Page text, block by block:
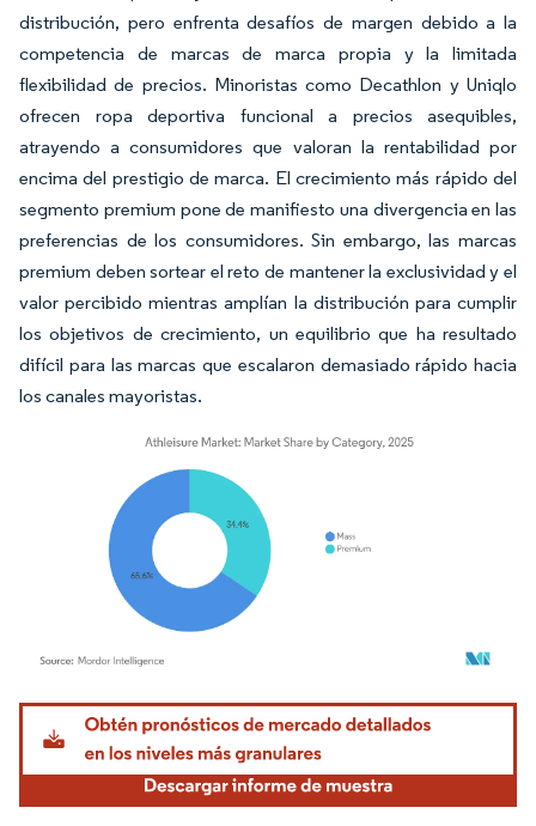
distribución, pero enfrenta desafíos de margen debido a la
competencia de marcas de marca propia y la limitada
flexibilidad de precios. Minoristas como Decathlon y Uniqlo
ofrecen ropa deportiva funcional a precios asequibles,
atrayendo a consumidores que valoran la rentabilidad por
encima del prestigio de marca. El crecimiento más rápido del
segmento premium pone de manifiesto una divergencia en las
preferencias de los consumidores. Sin embargo, las marcas
premium deben sortear el reto de mantener la exclusividad y el
valor percibido mientras amplían la distribución para cumplir
los objetivos de crecimiento, un equilibrio que ha resultado
difícil para las marcas que escalaron demasiado rápido hacia
los canales mayoristas.
Imagen © Mordor Intelligence. El uso requiere atribución según CC BY 4.0.